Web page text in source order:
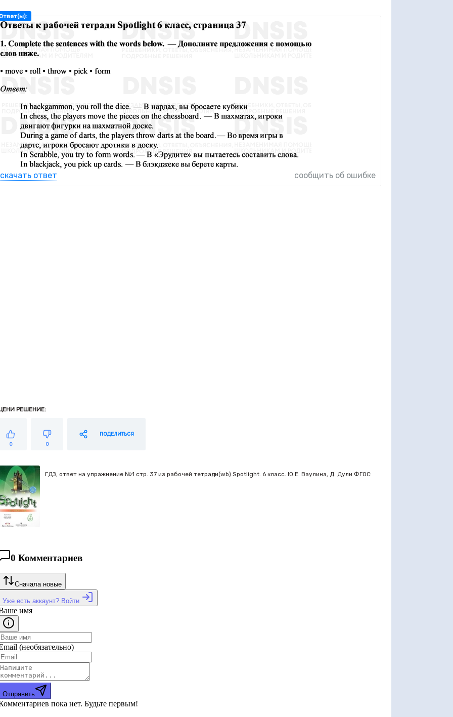
скачать ответ сообщить об ошибке
РЕШЕНИЕ:
0 0
ПОДЕЛИТЬСЯ
ГДЗ, ответ на упражнение №1 стр. 37 из рабочей тетради(wb) Spotlight. 6 класс. Ю.Е. Ваулина, Д. Дули ФГОС